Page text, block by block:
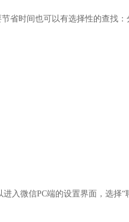
省时间也可以有选择性的查找：
入微信PC端的设置界面，选择